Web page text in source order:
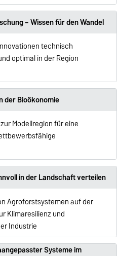
– Wissen für den Wandel
technisch
optimal in der Region
der Bioökonomie
Modellregion für eine
in der Landschaft verteilen
Agroforstsystemen auf der
Klimaresilienz und
Industrie
Systeme im